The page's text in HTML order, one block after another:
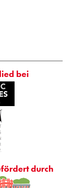
bei
durch